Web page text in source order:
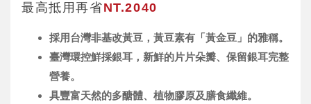
最高抵用再省NT.2040
採用台灣非基改黃豆，黃豆素有「黃金豆」的雅稱。
臺灣環控鮮採銀耳，新鮮的片片朵瓣、保留銀耳完整
營養。
具豐富天然的多醣體、植物膠原及膳食纖維。